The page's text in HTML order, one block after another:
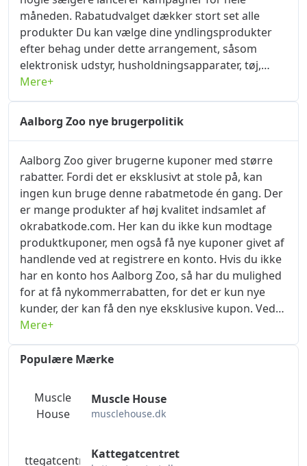
hurtigt at finde den rabat, du ønsker. Hvis du ser
noget, du kan lide, skal du sørge for at komme til
okrabatkode.com for at finde aftalen, det vil ikke
skuffe. Jeg håber, du kan finde det, du vil have på
aalborgzoo.dk!
måneden. Rabatudvalget dækker stort set alle
produkter Du kan vælge dine yndlingsprodukter
efter behag under dette arrangement, såsom
elektronisk udstyr, husholdningsapparater, tøj,
hatte osv. Der er relativt store rabatter! Under
Black Friday-kampagnen har Aalborg Zoo en
massiv rabat på alle varer på siden.
okrabatkode.com uddeler forskellige kuponer hver
Aalborg ZooBlack Fridayrabatkode gratis. På
begivenhedsdagen skal du kun indsætte kupon-
koden på ordresiden, og du kan direkte trække
pålydende på kuponen ved betaling. Der er ikke
noget bedre tilbud end dette, så hvis du ønsker at
bruge færrest penge på varer af den bedste
kvalitet, så sørg for at gribe denne mulighed!
Mere+
Aalborg Zoo nye brugerpolitik
Aalborg Zoo giver brugerne kuponer med større
rabatter. Fordi det er eksklusivt at stole på, kan
ingen kun bruge denne rabatmetode én gang. Der
er mange produkter af høj kvalitet indsamlet af
okrabatkode.com. Her kan du ikke kun modtage
produktkuponer, men også få nye kuponer givet af
handlende ved at registrere en konto. Hvis du ikke
har en konto hos Aalborg Zoo, så har du mulighed
for at få nykommerrabatten, for det er kun nye
kunder, der kan få den nye eksklusive kupon. Ved
at registrere en konto og afgive en ordre for første
gang på aalborgzoo.dk kan du spare op til $1000,
som kan kombineres med generelle kuponer for
rabatter vil løbende blive justeret, gribe chancen
og afgiv ordrer, når rabatten er størst. Spar penge,
produkter, hvorigennem du kan opleve glæden ved
Mere+
Populære Mærke
Muscle
House
Muscle House
musclehouse.dk
KattegatcentretKattegatcentret